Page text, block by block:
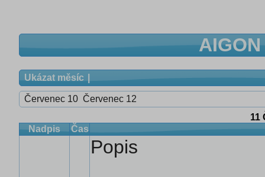
Ukázat měsíc
Červenec 10 Červenec 12
11
Nadpis
Čas
Popis